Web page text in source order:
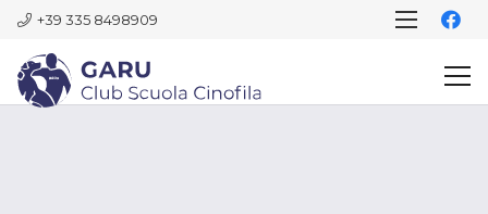
+39 335 8498909